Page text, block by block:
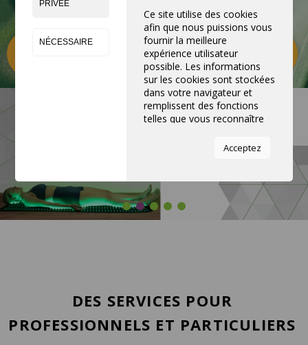
PRIVÉE
NÉCESSAIRE
Ce site utilise des cookies
afin que nous puissions vous
fournir la meilleure
expérience utilisateur
possible. Les informations
sur les cookies sont stockées
dans votre navigateur et
remplissent des fonctions
telles que vous reconnaître
notre site Web et aider notre
équipe à comprendre les
trouvez les plus
intéressantes et utiles.
Vous pouvez régler tous vos
Acceptez
Catégories
DES SERVICES POUR
PROFESSIONNELS ET PARTICULIERS